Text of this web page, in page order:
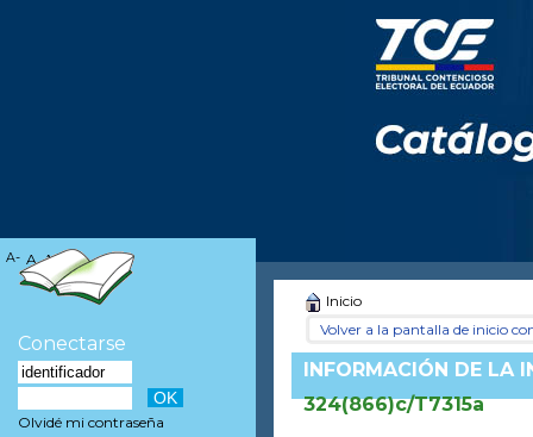
Inicio
Volver a la pantalla de inicio
INFORMACIÓN DE LA
324(866)c/T7315a
A- A A+
Conectarse
Olvidé mi contraseña